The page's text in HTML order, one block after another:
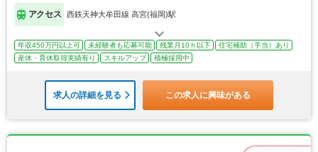
アクセス 西鉄天神大牟田線 高宮(福岡)駅
年収450万円以上可 未経験者も応募可能 残業月10ｈ以下
住宅補助（手当）あり
産休・育休取得実績有り
スキルアップ 積極採用中
求人の詳細を見る この求人に興味がある